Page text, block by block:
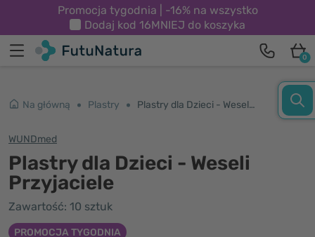
Promocja tygodnia | -16% na wszystko
Dodaj kod 16MNIEJ do koszyka
0
Na główną Plastry Plastry dla Dzieci - Weseli Przyjaciele
WUNDmed
Plastry dla Dzieci - Weseli
Przyjaciele
Zawartość: 10 sztuk
PROMOCJA TYGODNIA